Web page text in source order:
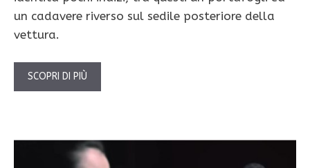
un cadavere riverso sul sedile posteriore della
vettura.
SCOPRI DI PIÙ